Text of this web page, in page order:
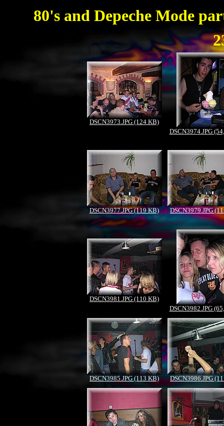
80's and Depeche Mode
DSCN3973.JPG (124 KB)
DSCN3974.JPG
DSCN3977.JPG (119 KB) DSCN3979.JPG
DSCN3981.JPG (110 KB)
DSCN3982.JPG
DSCN3985.JPG (113 KB) DSCN3986.JPG